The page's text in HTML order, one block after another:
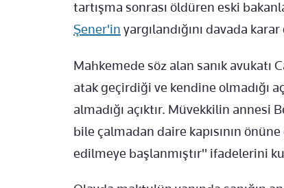
tartışma sonrası öldüren eski
Şener'in yargılandığını davada karar
Mahkemede söz alan sanık avukatı
atak geçirdiği ve kendine olmadığı
almadığı açıktır. Müvekkilin
bile çalmadan daire kapısının
edilmeye başlanmıştır" ifadelerini